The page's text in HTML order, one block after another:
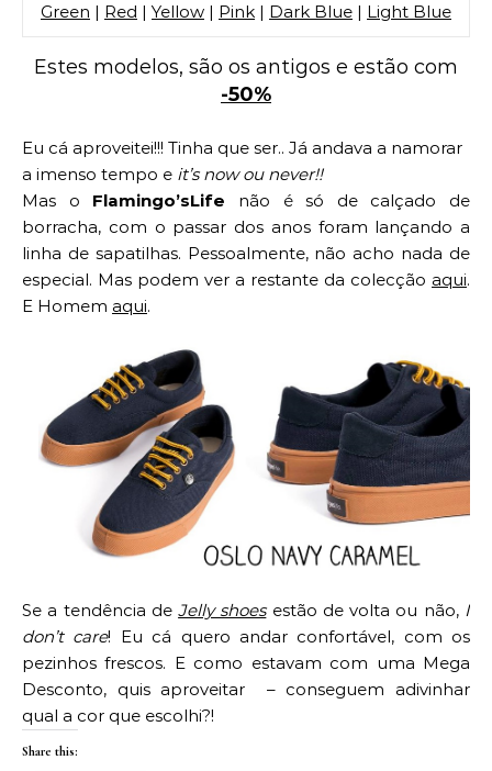
Green | Red | Yellow | Pink | Dark Blue | Light Blue
Estes modelos, são os antigos e estão com
-50%
Eu cá aproveitei!!! Tinha que ser.. Já andava a namorar
a imenso tempo e it’s now ou never!!
Mas o Flamingo’sLife não é só de calçado de
borracha, com o passar dos anos foram lançando a
linha de sapatilhas. Pessoalmente, não acho nada de
especial. Mas podem ver a restante da colecção aqui.
E Homem aqui.
Se a tendência deJelly shoesestão de volta ou não, I
don’t care! Eu cá quero andar confortável, com os
pezinhos frescos. E como estavam com uma Mega
Desconto, quis aproveitar – conseguem adivinhar
qual a cor que escolhi?!
Share this: